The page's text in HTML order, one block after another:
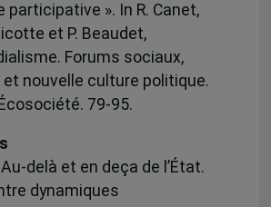
participative ». In R. Canet,
et P. Beaudet,
Forums sociaux,
nouvelle culture politique.
79-95.
delà et en deça de l’État.
dynamiques